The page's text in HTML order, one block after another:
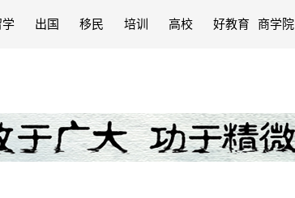
学 出国 移民 培训 高校 好教育 商学院